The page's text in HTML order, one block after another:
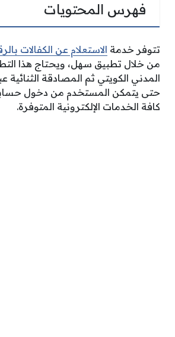
فهرس المحتويات
تتوفر خدمة الاستعلام عن الكفالات
من خلال تطبيق سهل، ويحتاج هذا
المدني الكويتي ثم المصادقة الثنائية
حتى يتمكن المستخدم من دخول
كافة الخدمات الإلكترونية المتوفرة.